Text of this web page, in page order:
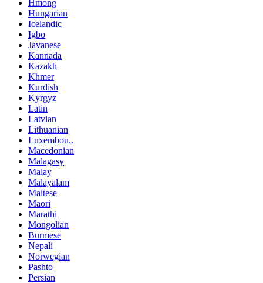
Hmong
Hungarian
Icelandic
Igbo
Javanese
Kannada
Kazakh
Khmer
Kurdish
Kyrgyz
Latin
Latvian
Lithuanian
Luxembou..
Macedonian
Malagasy
Malay
Malayalam
Maltese
Maori
Marathi
Mongolian
Burmese
Nepali
Norwegian
Pashto
Persian